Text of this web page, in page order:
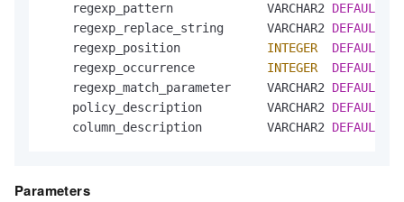
    regexp_pattern             VARCHAR2
DEFAULT
    regexp_replace_string      VARCHAR2
DEFAULT
    regexp_position
INTEGER DEFAULT
    regexp_occurrence
INTEGER DEFAULT
    regexp_match_parameter     VARCHAR2
DEFAULT
    policy_description         VARCHAR2
DEFAULT
    column_description         VARCHAR2
DEFAULT
Parameters